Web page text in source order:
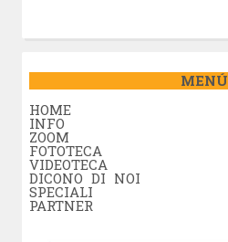
MENÚ
HOME
INFO
ZOOM
FOTOTECA
VIDEOTECA
DICONO DI NOI
SPECIALI
PARTNER